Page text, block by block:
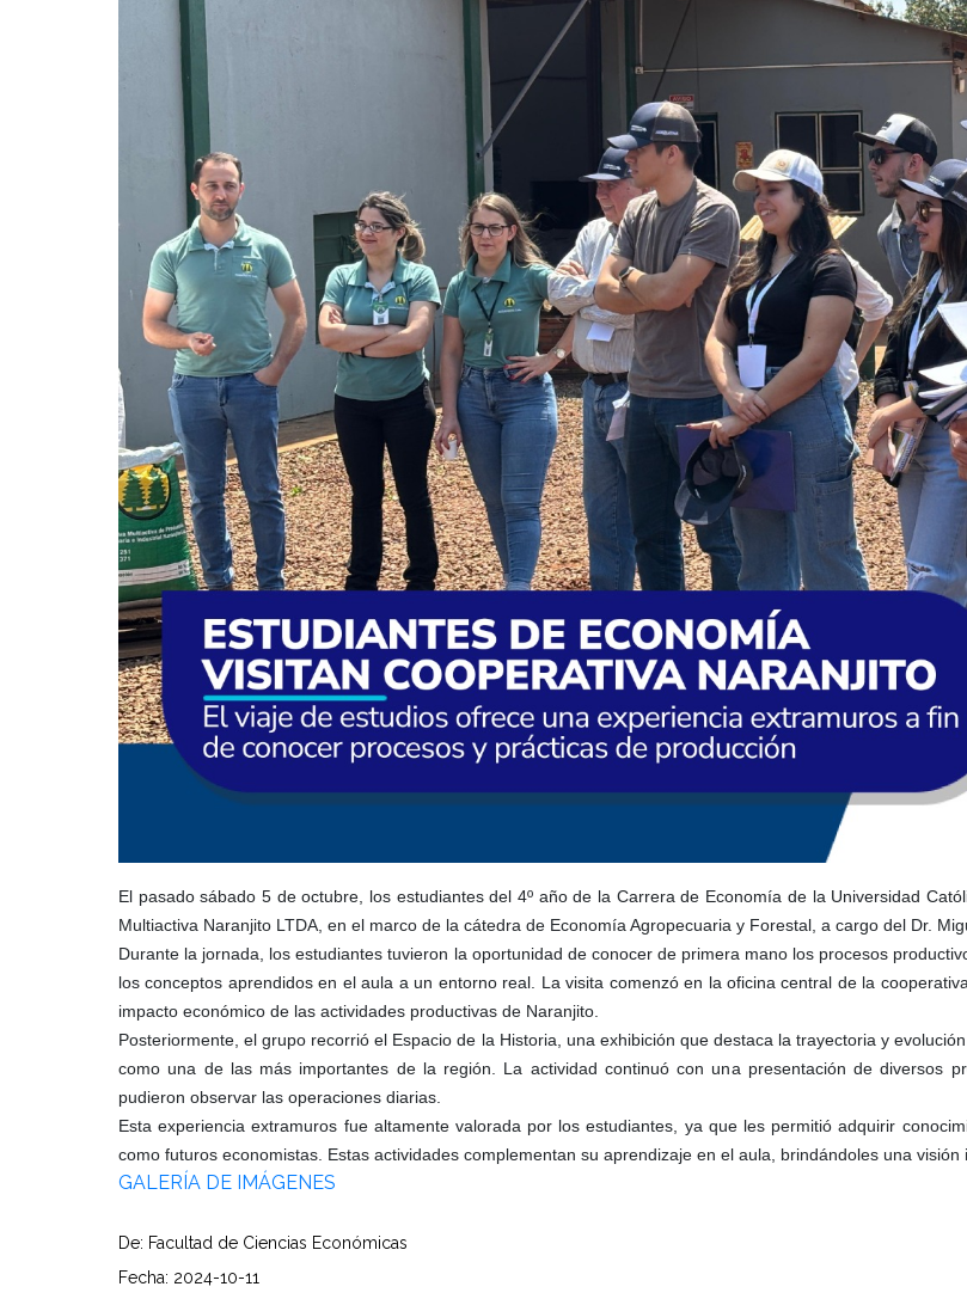
El pasado sábado 5 de octubre, los estudiantes del 4º año de la Carrera de Economía de la Universidad
Multiactiva Naranjito LTDA, en el marco de la cátedra de Economía Agropecuaria y Forestal, a cargo del Dr.
Durante la jornada, los estudiantes tuvieron la oportunidad de conocer de primera mano los procesos
los conceptos aprendidos en el aula a un entorno real. La visita comenzó en la oficina central de la
impacto económico de las actividades productivas de Naranjito.
Posteriormente, el grupo recorrió el Espacio de la Historia, una exhibición que destaca la trayectoria y
como una de las más importantes de la región. La actividad continuó con una presentación de diversos
pudieron observar las operaciones diarias.
Esta experiencia extramuros fue altamente valorada por los estudiantes, ya que les permitió adquirir
como futuros economistas. Estas actividades complementan su aprendizaje en el aula, brindándoles una
GALERÍA DE IMÁGENES
De: Facultad de Ciencias Económicas
Fecha: 2024-10-11